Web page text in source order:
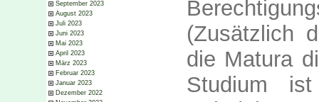
September 2023
August 2023
Juli 2023
Juni 2023
Mai 2023
April 2023
März 2023
Februar 2023
Januar 2023
Dezember 2022
(Zusätzlich
die Matura
Studium